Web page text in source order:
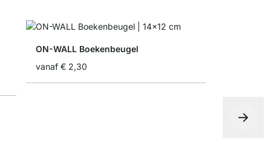
ON-WALL Boekenbeugel
vanaf € 2,30